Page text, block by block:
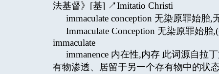
法基督》[基] ↗Imitatio Christi
immaculate conception 无染原罪始胎
Immaculate Conception 无染原罪始
immaculate
immanence 内在性,内存 此词源自拉
有物渗透、居留于另一个存有物中的状